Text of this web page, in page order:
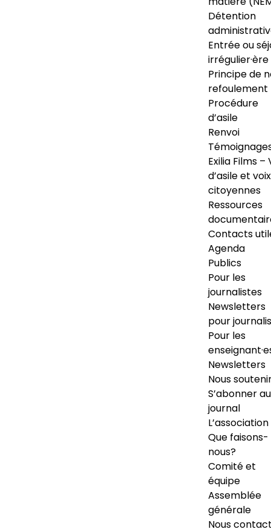
Détention
Entrée ou
irrégulier·ère
Principe de
refoulement
Procédure
d’asile
Renvoi
Exilia Films –
d’asile et voix
citoyennes
Ressources
Contacts
Agenda
Publics
Pour les
journalistes
Newsletters
pour
Pour les
Newsletters
Nous
S’abonner au
journal
L’association
Que faisons-
nous?
Comité et
équipe
Assemblée
générale
Nous